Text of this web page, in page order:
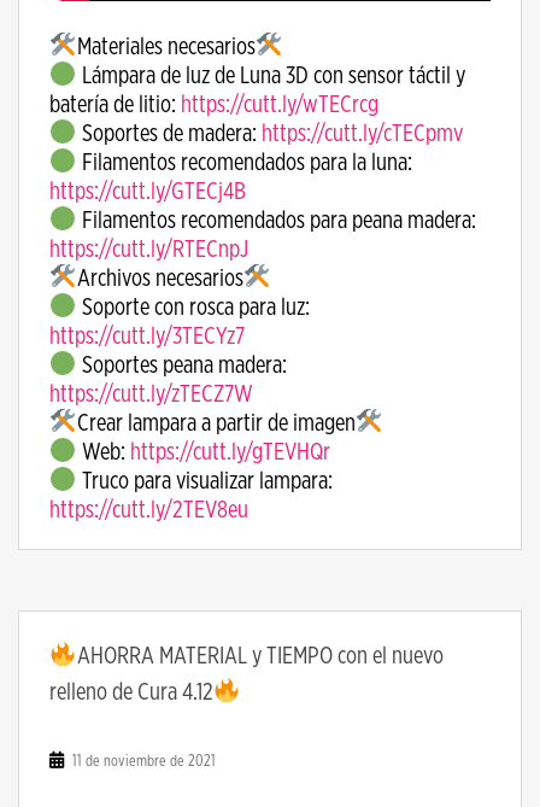
Materiales necesarios
Lámpara de luz de Luna 3D con sensor táctil y
batería de litio: https://cutt.ly/wTECrcg
Soportes de madera: https://cutt.ly/cTECpmv
Filamentos recomendados para la luna:
https://cutt.ly/GTECj4B
Filamentos recomendados para peana madera:
https://cutt.ly/RTECnpJ
Archivos necesarios
Soporte con rosca para luz:
https://cutt.ly/3TECYz7
Soportes peana madera:
https://cutt.ly/zTECZ7W
Crear lampara a partir de imagen
Web: https://cutt.ly/gTEVHQr
Truco para visualizar lampara:
https://cutt.ly/2TEV8eu
AHORRA MATERIAL y TIEMPO con el nuevo
relleno de Cura 4.12
11 de noviembre de 2021